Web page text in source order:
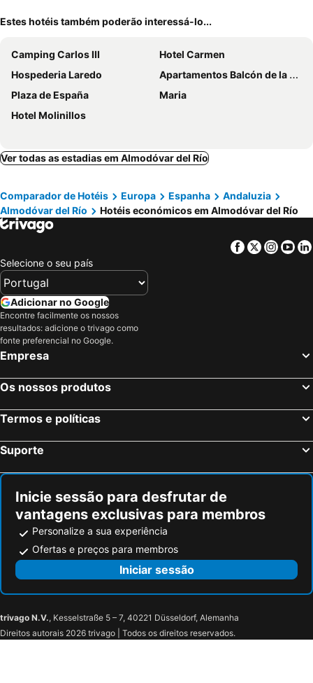
Estes hotéis também poderão interessá-lo...
Camping Carlos III
Hotel Carmen
Hospederia Laredo
Apartamentos Balcón de la Vega
Plaza de España
Maria
Hotel Molinillos
Ver todas as estadias em Almodóvar del Río
Comparador de Hotéis Europa Espanha
Andaluzia
Almodóvar del Río
Hotéis económicos em Almodóvar del Río
Facebook
Twitter
Selecione o seu país
Adicionar no Google
Encontre facilmente os nossos
resultados: adicione o trivago como
fonte preferencial no Google.
Empresa
Os nossos produtos
Termos e políticas
Suporte
Inicie sessão para desfrutar de
vantagens exclusivas para membros
Personalize a sua experiência
Ofertas e preços para membros
Iniciar sessão
trivago N.V., Kesselstraße 5 – 7, 40221 Düsseldorf, Alemanha
Direitos autorais 2026 trivago | Todos os direitos reservados.